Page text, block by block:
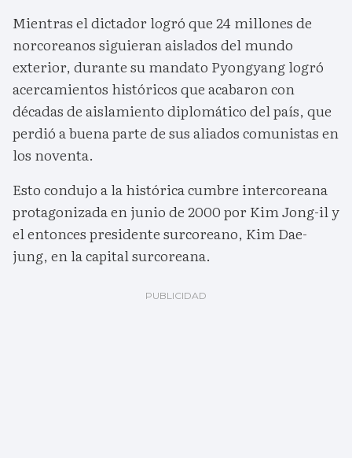
Mientras el dictador logró que 24 millones de
norcoreanos siguieran aislados del mundo
exterior, durante su mandato Pyongyang logró
acercamientos históricos que acabaron con
décadas de aislamiento diplomático del país, que
perdió a buena parte de sus aliados comunistas en
los noventa.
Esto condujo a la histórica cumbre intercoreana
protagonizada en junio de 2000 por Kim Jong-il y
el entonces presidente surcoreano, Kim Dae-
jung, en la capital surcoreana.